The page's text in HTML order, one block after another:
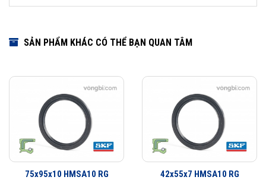
Download Catalogue Phớt chặn dầu SKF
Phớt là một bộ phận quan trọng trong việc che chắn bảo vệ vòng bi.
Dãy sản phẩm của SKF bao gồm các loại phớt tiếp xúc với bề mặt cố
SẢN PHẨM KHÁC CÓ THỂ BẠN QUAN TÂM
75x95x10 HMSA10 RG 42x55x7 HMSA10 RG